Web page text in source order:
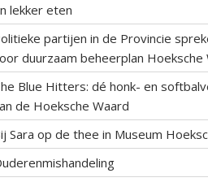
lekker eten
partijen in de Provincie
duurzaam beheerplan Hoeksche
Blue Hitters: dé honk- en
de Hoeksche Waard
Sara op de thee in Museum